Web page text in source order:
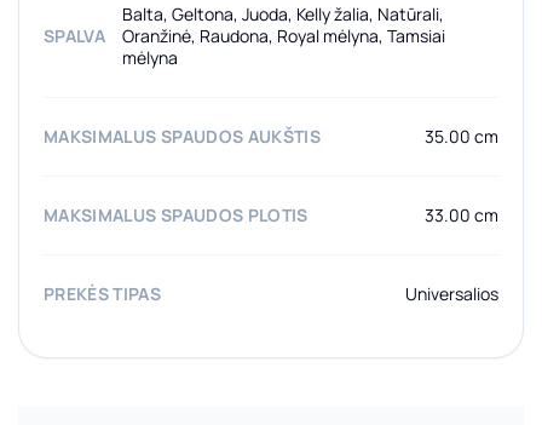
SPALVA
Balta, Geltona, Juoda, Kelly žalia, Natūrali,
Oranžinė, Raudona, Royal mėlyna, Tamsiai
mėlyna
MAKSIMALUS SPAUDOS AUKŠTIS 35.00 cm
MAKSIMALUS SPAUDOS PLOTIS 33.00 cm
PREKĖS TIPAS Universalios